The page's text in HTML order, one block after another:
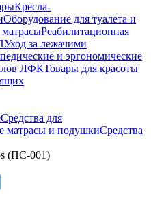
Кресла-
Оборудование для туалета и
Реабилитационная
Уход за лежачими
и эргономические
ЛФКТовары для красоты
Средства для
матрасы и подушкиСредства
(ПС-001)